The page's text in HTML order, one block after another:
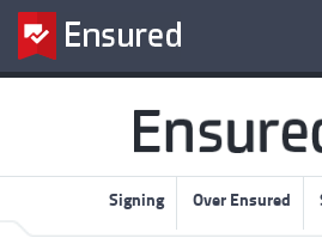
Signing Over Ensured